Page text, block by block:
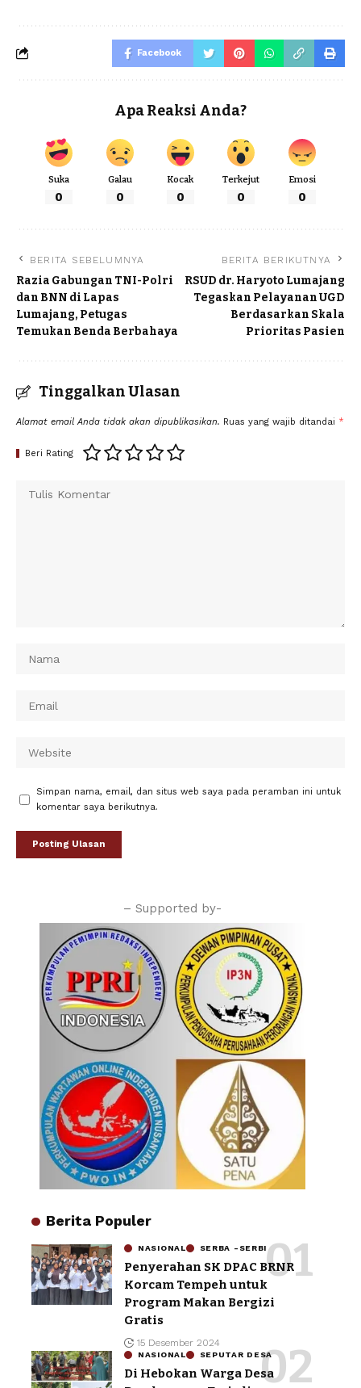
Facebook
Apa Reaksi Anda?
Suka
0
Galau
0
Kocak
0
Terkejut
0
Emosi
0
BERITA SEBELUMNYA
Razia Gabungan TNI-Polri
dan BNN di Lapas
Lumajang, Petugas
Temukan Benda Berbahaya
BERITA BERIKUTNYA
RSUD dr. Haryoto Lumajang
Tegaskan Pelayanan UGD
Berdasarkan Skala
Prioritas Pasien
Tinggalkan Ulasan
Alamat email Anda tidak akan dipublikasikan. Ruas yang wajib ditandai *
Beri Rating
Simpan nama, email, dan situs web saya pada peramban ini untuk
komentar saya berikutnya.
– Supported by-
Berita Populer
NASIONAL SERBA -SERBI
Penyerahan SK DPAC BRNR
Korcam Tempeh untuk
Program Makan Bergizi
Gratis
15 Desember 2024
NASIONAL SEPUTAR DESA
Di Hebokan Warga Desa